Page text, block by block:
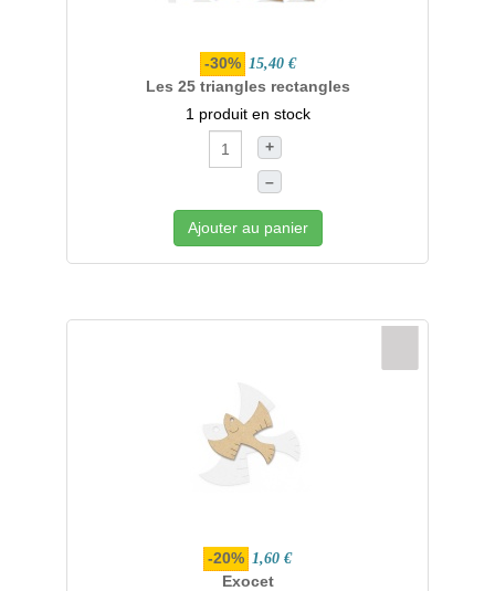
-30% 15,40 €
Les 25 triangles rectangles
1 produit en stock
+
–
Ajouter au panier
-20% 1,60 €
Exocet